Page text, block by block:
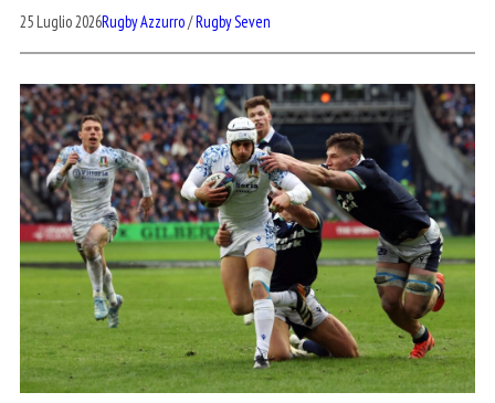
25 Luglio 2026Rugby Azzurro/Rugby Seven